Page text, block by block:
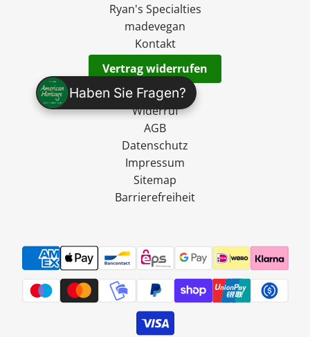
Haben Sie Fragen?
Ryan's Specialties
madevegan
Kontakt
Vertrag widerrufen
Versand
Widerruf
AGB
Datenschutz
Impressum
Sitemap
Barrierefreiheit